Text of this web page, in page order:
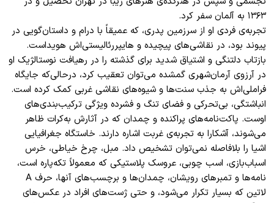
۱۳۶۳ به آلمان سفر کرد.
تجربه‌ی فردی او از سرزمین پدری، که عمیقاً با درام و داستان‌گویی در
پیوند بود، در نقاشی‌های پیچیده و هایپررئالیستی‌اش هویداست.
بازتاب دلتنگی و اشتیاق شدید برای گذشته را در رهیافت نوستالژیک او
در آرزوی آرمان‌شهری گمشده می‌توان تعقیب کرد، درحالی‌که جایگاه
فراملی‌اش به جذب سنت‌ها و شیوه‌های نقاشی غربی کمک کرده است.
انباشتگی، بی‌تحرکی و فضای تنگ و فشرده ویژگی ترکیب‌بندی‌های
اوست. پاکت‌نامه‌های پراکنده و چمدان که در آثارش به‌کرات ظاهر
می‌شوند، آشکارا به تجربه‌ی غربت اشاره دارند. خاستگاه جغرافیایی
اشیا را بلافاصله نمی‌توان تشخیص داد. مبل، چرخ خیاطی، خرس
اسباب‌بازی، اسب چوبی، عروسک پلاستیکی که معمولاً تکه‌پاره است،
نامه‌ها و تمبرهای رویشان، چمدان‌ها و برچسب‌های آنها، حرف A
لاتین که بسیار تکرار می‌شود، و حتی ژست‌های افراد در عکس‌های